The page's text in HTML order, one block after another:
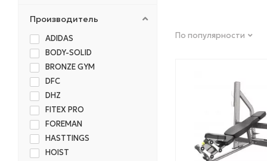
По популярности
Производитель
ADIDAS
BODY-SOLID
BRONZE GYM
DFC
DHZ
FITEX PRO
FOREMAN
HASTTINGS
HOIST